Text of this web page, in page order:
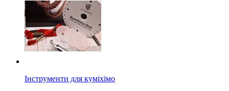
Інструменти для куміхімо